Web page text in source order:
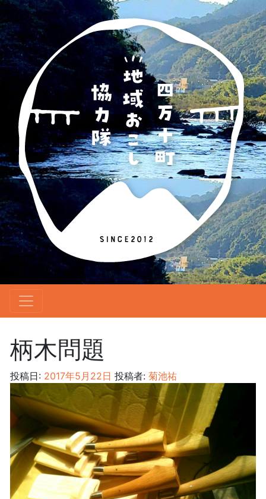
柄木問題
投稿日: 2017年5月22日 投稿者: 菊池祐